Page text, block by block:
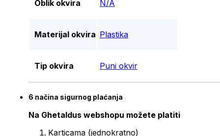
Oblik okvira N/A
Materijal okvira Plastika
Tip okvira Puni okvir
6 načina sigurnog plaćanja
Na Ghetaldus webshopu možete platiti
Karticama (jednokratno)